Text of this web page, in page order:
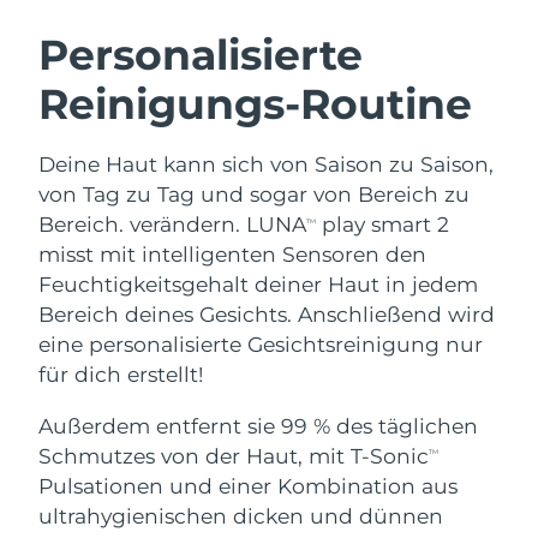
Personalisierte
Reinigungs-Routine
Deine Haut kann sich von Saison zu Saison,
von Tag zu Tag und sogar von Bereich zu
Bereich. verändern. LUNATM
play smart 2
misst mit intelligenten Sensoren den
Feuchtigkeitsgehalt deiner Haut in jedem
Bereich deines Gesichts. Anschließend wird
eine personalisierte Gesichtsreinigung nur
für dich erstellt!
Außerdem entfernt sie 99 % des täglichen
Schmutzes von der Haut, mit T-SonicTM
Pulsationen und einer Kombination aus
ultrahygienischen dicken und dünnen
LUNA™ 4 Set
Anti-aging massage
LUNA™ 4 Plus
Massage, LED heating
LUNA™ 4 Men
For men, anti-aging massage
BEAR™ 2 Set
Microcurrent toning
BEAR™ 2 go
Microcurrent toning on-the-go
BEAR™ 2 eyes & lips
Microcurrent line smoothing device
Hydratisierung
UFO™ 3 Set
Deep facial hydration
UFO™ 3 LED
Near-infrared and red light therapy
device
Mundpflege
issa™ 4
Hybrid silicone sonic toothbrush
issa™ 4 plus
Smart hybrid silicone sonic toothbrush
FAQ™ ANTI-AGING-BEHANDLUNG
Anti-aging LED-Behandlungen
NEW
Österreich Erwartete Lieferung
Bahrain Erwartete Lieferung 8/11/26
Belgien Erwartete Lieferung8/10/26
Bermuda Erwartete Lieferung8/16/26
Bosnien und
Herzegowina
Erwartete Lieferung
Brunei Darussalam
Bulgarien Erwartete Lieferung 8/10/26
Kanada Erwartete Lieferung 8/14/26